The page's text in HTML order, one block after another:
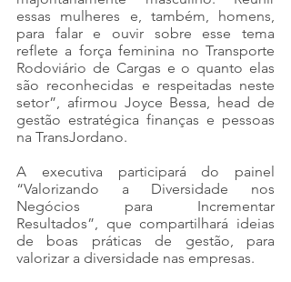
essas mulheres e, também, homens,
para falar e ouvir sobre esse tema
reflete a força feminina no Transporte
Rodoviário de Cargas e o quanto elas
são reconhecidas e respeitadas neste
setor”, afirmou Joyce Bessa, head de
gestão estratégica finanças e pessoas
na TransJordano.
A executiva participará do painel
“Valorizando a Diversidade nos
Negócios para Incrementar
Resultados”, que compartilhará ideias
de boas práticas de gestão, para
valorizar a diversidade nas empresas.